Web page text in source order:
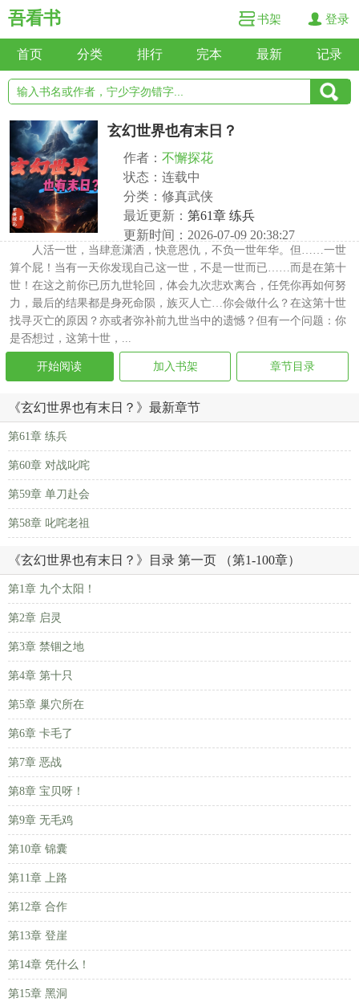
吾看书 书架 登录
首页 分类 排行 完本 最新 记录
玄幻世界也有末日？
作者： 不懈探花
状态：连载中
分类：修真武侠
最近更新： 第61章 练兵
更新时间：2026-07-09 20:38:27
人活一世，当肆意潇洒，快意恩仇，不负一世年华。但……一世
算个屁！当有一天你发现自己这一世，不是一世而已……而是在第十
世！在这之前你已历九世轮回，体会九次悲欢离合，任凭你再如何努
力，最后的结果都是身死命陨，族灭人亡…你会做什么？在这第十世
找寻灭亡的原因？亦或者弥补前九世当中的遗憾？但有一个问题：你
是否想过，这第十世，...
开始阅读 加入书架 章节目录
《玄幻世界也有末日？》最新章节
第61章 练兵
第60章 对战叱咤
第59章 单刀赴会
第58章 叱咤老祖
《玄幻世界也有末日？》目录 第一页 （第1-100章）
第1章 九个太阳！
第2章 启灵
第3章 禁锢之地
第4章 第十只
第5章 巢穴所在
第6章 卡毛了
第7章 恶战
第8章 宝贝呀！
第9章 无毛鸡
第10章 锦囊
第11章 上路
第12章 合作
第13章 登崖
第14章 凭什么！
第15章 黑洞